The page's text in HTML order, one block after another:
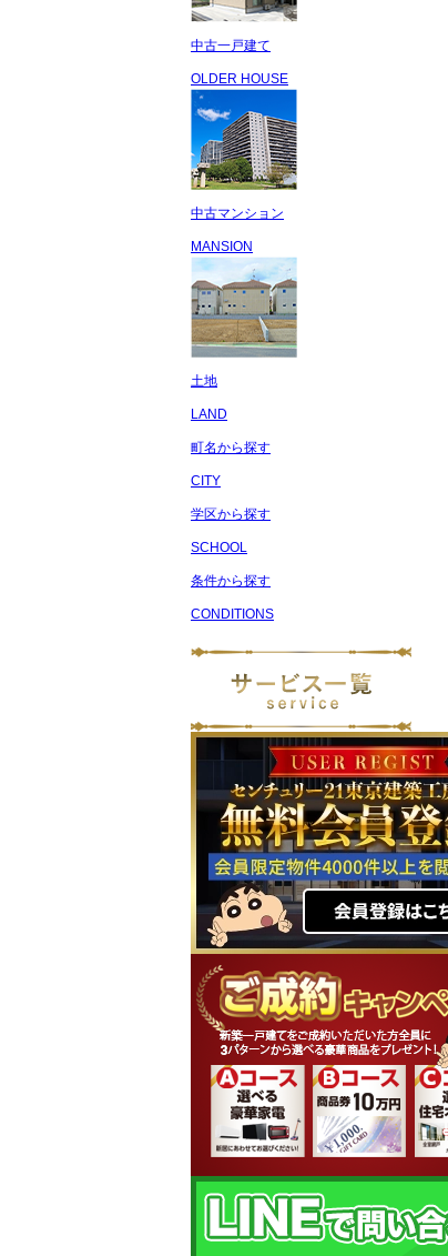
中古一戸建て
OLDER HOUSE
中古マンション
MANSION
土地
LAND
町名から探す
CITY
学区から探す
SCHOOL
条件から探す
CONDITIONS